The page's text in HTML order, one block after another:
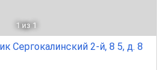
1 из 1
Сергокалинский 2-й, 8 5, д. 8